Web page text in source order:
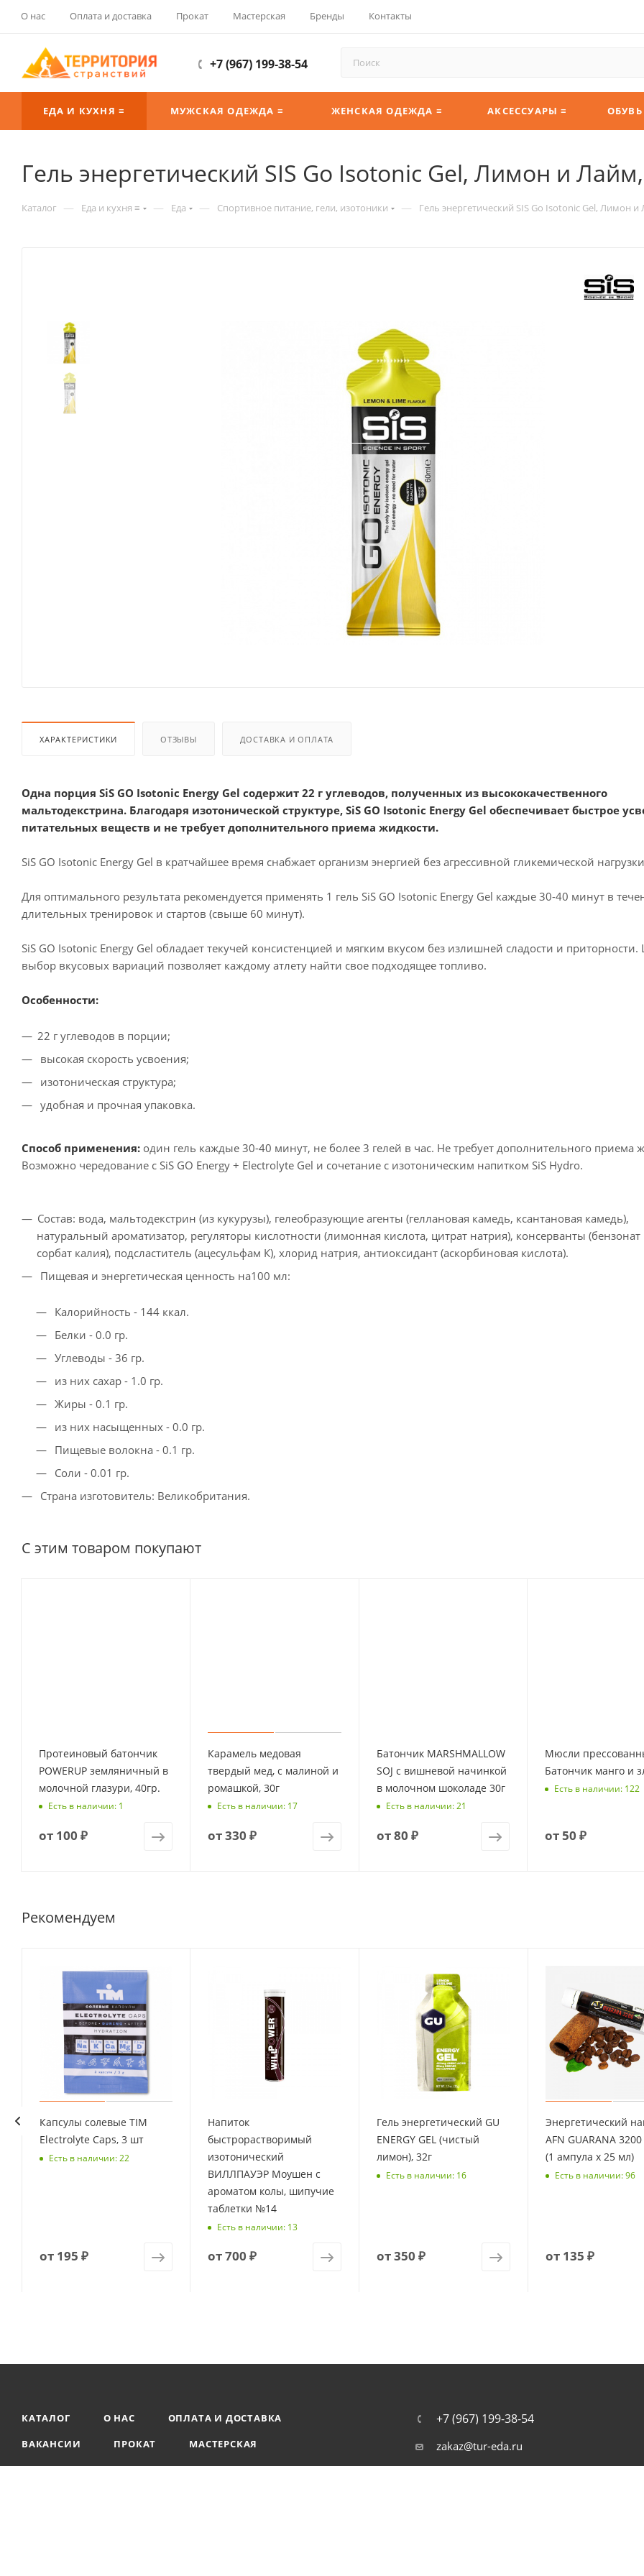
О нас Оплата и доставка Прокат Мастерская Бренды Контакты
+7 (967) 199-38-54
ЕДА И КУХНЯ ≡ МУЖСКАЯ ОДЕЖДА ≡ ЖЕНСКАЯ ОДЕЖДА ≡ АКСЕССУАРЫ ≡ ОБУВЬ
Гель энергетический SIS Go Isotonic Gel, Лимон и
Каталог — Еда и кухня ≡ — Еда — Спортивное питание, гели, изотоники — Гель энергетический SIS Go Isotonic Gel, Лимон
ХАРАКТЕРИСТИКИ ОТЗЫВЫ ДОСТАВКА И ОПЛАТА
Одна порция SiS GO Isotonic Energy Gel содержит 22 г углеводов, полученных из высококачественного
мальтодекстрина. Благодаря изотонической структуре, SiS GO Isotonic Energy Gel обеспечивает быстрое
питательных веществ и не требует дополнительного приема жидкости.
SiS GO Isotonic Energy Gel в кратчайшее время снабжает организм энергией без агрессивной гликемической
Для оптимального результата рекомендуется применять 1 гель SiS GO Isotonic Energy Gel каждые 30-40 минут в
длительных тренировок и стартов (свыше 60 минут).
SiS GO Isotonic Energy Gel обладает текучей консистенцией и мягким вкусом без излишней сладости и
выбор вкусовых вариаций позволяет каждому атлету найти свое подходящее топливо.
Особенности:
22 г углеводов в порции;
высокая скорость усвоения;
изотоническая структура;
удобная и прочная упаковка.
Способ применения: один гель каждые 30-40 минут, не более 3 гелей в час. Не требует дополнительного приема
Возможно чередование с SiS GO Energy + Electrolyte Gel и сочетание с изотоническим напитком SiS Hydro.
Состав: вода, мальтодекстрин (из кукурузы), гелеобразующие агенты (геллановая камедь, ксантановая камедь),
натуральный ароматизатор, регуляторы кислотности (лимонная кислота, цитрат натрия), консерванты (бензонат
сорбат калия), подсластитель (ацесульфам К), хлорид натрия, антиоксидант (аскорбиновая кислота).
Пищевая и энергетическая ценность на100 мл:
Калорийность - 144 ккал.
Белки - 0.0 гр.
Углеводы - 36 гр.
из них сахар - 1.0 гр.
Жиры - 0.1 гр.
из них насыщенных - 0.0 гр.
Пищевые волокна - 0.1 гр.
Соли - 0.01 гр.
Страна изготовитель: Великобритания.
С этим товаром покупают
Протеиновый батончик
POWERUP земляничный в
молочной глазури, 40гр.
Есть в наличии: 1
от 100 ₽
Карамель медовая
твердый мед, с малиной и
ромашкой, 30г
Есть в наличии: 17
от330 ₽
Батончик MARSHMALLOW
SOJ с вишневой начинкой
в молочном шоколаде 30г
Есть в наличии: 21
от80 ₽
Мюсли
Батончик манго и
Есть в наличии: 122
от50 ₽
Рекомендуем
Капсулы солевые TIM
Electrolyte Caps, 3 шт
Есть в наличии: 22
от 195 ₽
Напиток
быстрорастворимый
изотонический
ВИЛЛПАУЭР Моушен с
ароматом колы, шипучие
таблетки №14
Есть в наличии: 13
от700 ₽
Гель энергетический GU
ENERGY GEL (чистый
лимон), 32г
Есть в наличии: 16
от350 ₽
Энергетический
AFN GUARANA
(1 ампула х 25 мл)
Есть в наличии: 96
от 135 ₽
КАТАЛОГ О НАС
ОПЛАТА И ДОСТАВКА
ВАКАНСИИ
ПРОКАТ МАСТЕРСКАЯ
+7 (967) 199-38-54
zakaz@tur-eda.ru